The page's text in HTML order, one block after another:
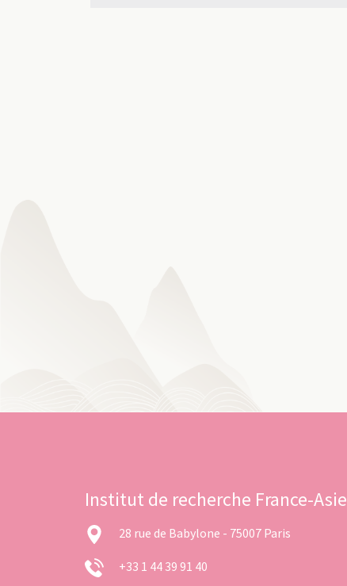
Institut de recherche France-Asie
28 rue de Babylone - 75007 Paris
+33 1 44 39 91 40